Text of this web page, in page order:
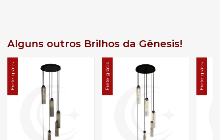
Alguns outros Brilhos da Gênesis!
Frete grátis Frete grátis Frete grátis